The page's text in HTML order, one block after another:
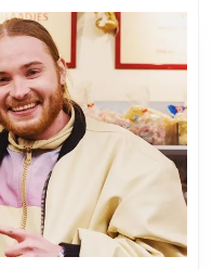
Boeken